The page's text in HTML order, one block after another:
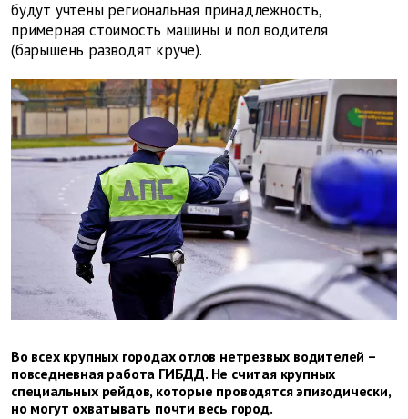
будут учтены региональная принадлежность,
примерная стоимость машины и пол водителя
(барышень разводят круче).
Во всех крупных городах отлов нетрезвых водителей –
повседневная работа ГИБДД. Не считая крупных
специальных рейдов, которые проводятся эпизодически,
но могут охватывать почти весь город.